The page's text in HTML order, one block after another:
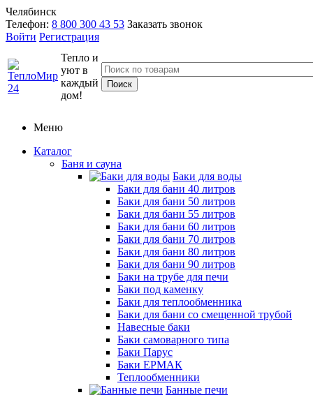
Челябинск
Телефон: 8 800 300 43 53 Заказать звонок
Войти Регистрация
Тепло и
уют в
каждый
дом!
Меню
Каталог
Баня и сауна
Баки для воды
Баки для бани 40 литров
Баки для бани 50 литров
Баки для бани 55 литров
Баки для бани 60 литров
Баки для бани 70 литров
Баки для бани 80 литров
Баки для бани 90 литров
Баки на трубе для печи
Баки под каменку
Баки для теплообменника
Баки для бани со смещенной трубой
Навесные баки
Баки самоварного типа
Баки Парус
Баки ЕРМАК
Теплообменники
Банные печи